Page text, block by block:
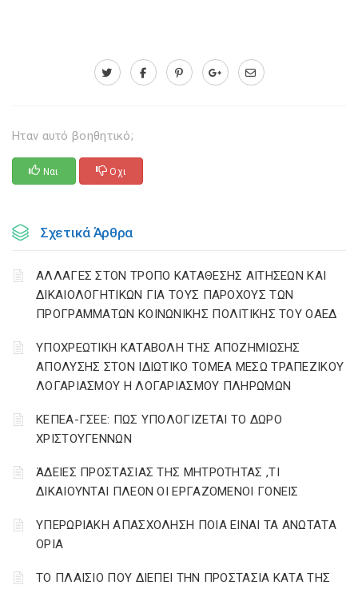
Ηταν αυτό βοηθητικό;
Ναι Οχι
Σχετικά Άρθρα
ΑΛΛΑΓΕΣ ΣΤΟΝ ΤΡΟΠΟ ΚΑΤΑΘΕΣΗΣ ΑΙΤΗΣΕΩΝ ΚΑΙ
ΔΙΚΑΙΟΛΟΓΗΤΙΚΩΝ ΓΙΑ ΤΟΥΣ ΠΑΡΟΧΟΥΣ ΤΩΝ
ΠΡΟΓΡΑΜΜΑΤΩΝ ΚΟΙΝΩΝΙΚΗΣ ΠΟΛΙΤΙΚΗΣ ΤΟΥ ΟΑΕΔ
YΠΟΧΡΕΩΤΙΚΗ ΚΑΤΑΒΟΛΗ ΤΗΣ ΑΠΟΖΗΜΙΩΣΗΣ
ΑΠΟΛΥΣΗΣ ΣΤΟΝ ΙΔΙΩΤΙΚΟ ΤΟΜΕΑ ΜΕΣΩ ΤΡΑΠΕΖΙΚΟΥ
ΛΟΓΑΡΙΑΣΜΟΥ Η ΛΟΓΑΡΙΑΣΜΟΥ ΠΛΗΡΩΜΩΝ
ΚΕΠΕΑ-ΓΣΕΕ: ΠΩΣ ΥΠΟΛΟΓΙΖΕΤΑΙ ΤΟ ΔΩΡΟ
ΧΡΙΣΤΟΥΓΕΝΝΩΝ
ΆΔΕΙΕΣ ΠΡΟΣΤΑΣΙΑΣ ΤΗΣ ΜΗΤΡΟΤΗΤΑΣ ,ΤΙ
ΔΙΚΑΙΟΥΝΤΑΙ ΠΛΕΟΝ ΟΙ ΕΡΓΑΖΟΜΕΝΟΙ ΓΟΝΕΙΣ
ΥΠΕΡΩΡΙΑΚΗ ΑΠΑΣΧΟΛΗΣΗ ΠΟΙΑ ΕΙΝΑΙ ΤΑ ΑΝΩΤΑΤΑ
ΟΡΙΑ
ΤΟ ΠΛΑΙΣΙΟ ΠΟΥ ΔΙΕΠΕΙ ΤΗΝ ΠΡΟΣΤΑΣΙΑ ΚΑΤΑ ΤΗΣ